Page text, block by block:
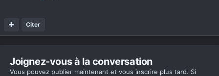
Citer
Joignez-vous à la conversation
Vous pouvez publier maintenant et vous inscrire plus tard. Si